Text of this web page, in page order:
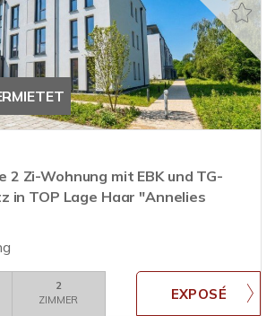
2 Zi-Wohnung mit EBK und TG-
in TOP Lage Haar "Annelies
2
ZIMMER